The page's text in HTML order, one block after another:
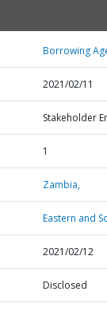
Borrowing
2021/02/11
Stakeholder
1
Zambia,
Eastern and
2021/02/12
Disclosed